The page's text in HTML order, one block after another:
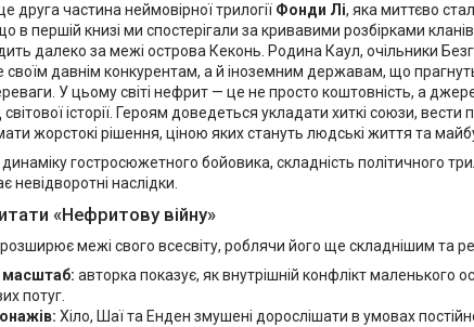
друга частина неймовірної трилогії Фонди Лі, яка миттєво
в першій книзі ми спостерігали за кривавими розбірками
далеко за межі острова Кеконь. Родина Каул, очільники
своїм давнім конкурентам, а й іноземним державам, що
У цьому світі нефрит — це не просто коштовність, а
історії. Героям доведеться укладати хиткі союзи, вести
жорстокі рішення, ціною яких стануть людські життя та
динаміку гостросюжетного бойовика, складність політичного
невідворотні наслідки.
«Нефритову війну»
межі свого всесвіту, роблячи його ще складнішим та
масштаб: авторка показує, як внутрішній конфлікт маленького
потуг.
Хіло, Шаї та Енден змушені дорослішати в умовах